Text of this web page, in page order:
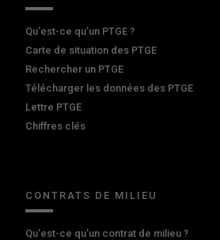
Qu’est-ce qu’un PTGE ?
Carte de situation des PTGE
Rechercher un PTGE
Télécharger les données des PTGE
Lettre PTGE
Chiffres clés
CONTRATS DE MILIEU
Qu'est-ce qu'un contrat de milieu ?